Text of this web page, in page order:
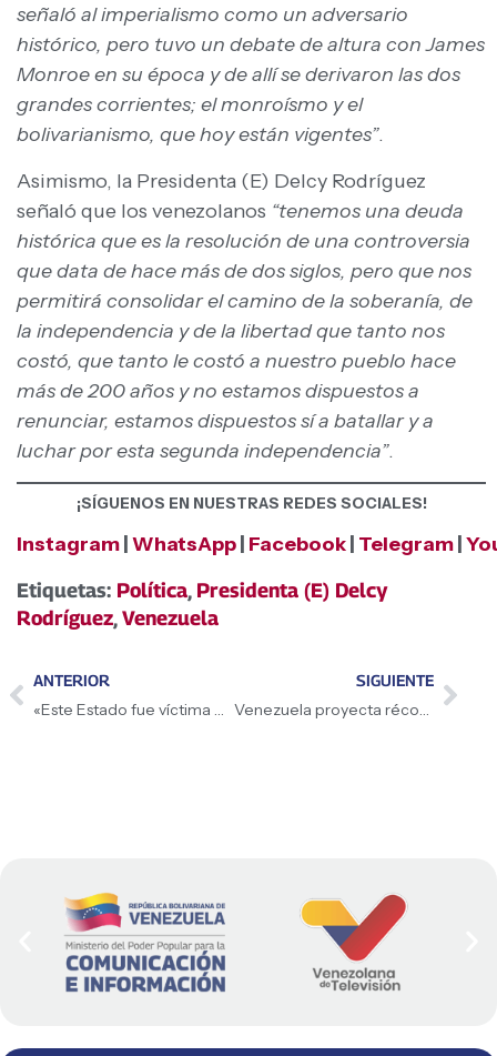
señaló al imperialismo como un adversario
histórico, pero tuvo un debate de altura con James
Monroe en su época y de allí se derivaron las dos
grandes corrientes; el monroísmo y el
bolivarianismo, que hoy están vigentes”.
Asimismo, la Presidenta (E) Delcy Rodríguez
señaló que los venezolanos “tenemos una deuda
histórica que es la resolución de una controversia
que data de hace más de dos siglos, pero que nos
permitirá consolidar el camino de la soberanía, de
la independencia y de la libertad que tanto nos
costó, que tanto le costó a nuestro pueblo hace
más de 200 años y no estamos dispuestos a
renunciar, estamos dispuestos sí a batallar y a
luchar por esta segunda independencia”.
¡SÍGUENOS EN NUESTRAS REDES SOCIALES!
Instagram WhatsApp Facebook Telegram
Etiquetas: Política, Presidenta (E) Delcy
Rodríguez,Venezuela
ANTERIOR
«Este Estado fue víctima de la violencia política que nos llevó a ser bombardeados por una potencia nuclear», denuncia la Presidenta (E) Delcy Rodríguez
SIGUIENTE
Venezuela proyecta récord mundial con el Festival de Miniatletismo 2026